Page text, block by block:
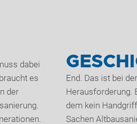
dabei
es
der
End. Das ist bei
Herausforderung.
dem kein
Sachen